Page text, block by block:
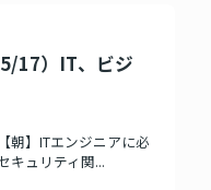
17）IT、ビジ
朝】ITエンジニアに必
キュリティ関...